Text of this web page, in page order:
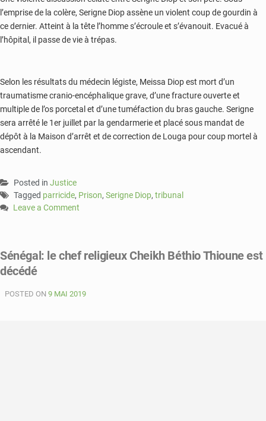
l’emprise de la colère, Serigne Diop assène un violent coup de gourdin à
ce dernier. Atteint à la tête l’homme s’écroule et s’évanouit. Evacué à
l’hôpital, il passe de vie à trépas.
Selon les résultats du médecin légiste, Meissa Diop est mort d’un
traumatisme cranio-encéphalique grave, d’une fracture ouverte et
multiple de l’os porcetal et d’une tuméfaction du bras gauche. Serigne
sera arrêté le 1er juillet par la gendarmerie et placé sous mandat de
dépôt à la Maison d’arrêt et de correction de Louga pour coup mortel à
ascendant.
Posted in Justice
Tagged parricide, Prison, Serigne Diop, tribunal
Leave a Comment
Louga:
un
de
Sénégal: le chef religieux Cheikh Béthio Thioune est
décédé
POSTED ON 9 MAI 2019